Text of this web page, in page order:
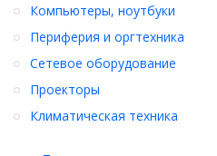
Компьютеры, ноутбуки
Периферия и оргтехника
Сетевое оборудование
Проекторы
Климатическая техника